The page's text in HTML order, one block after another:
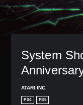
System
ATARI INC.
PS4 PS5